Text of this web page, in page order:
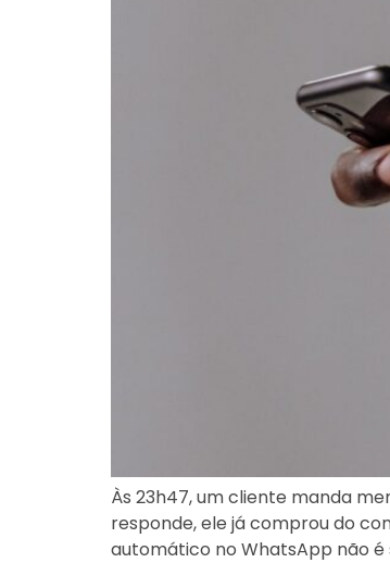
Às 23h47, um cliente manda
responde, ele já comprou do
automático no WhatsApp não é